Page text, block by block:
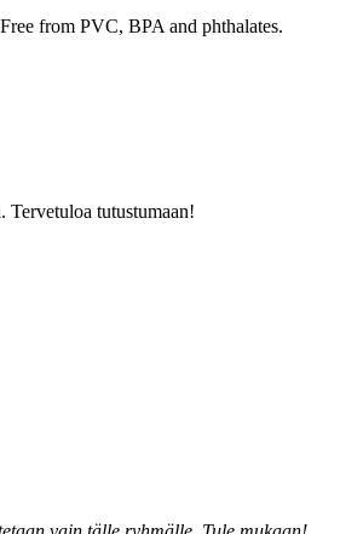
from PVC, BPA and phthalates.
Tervetuloa tutustumaan!